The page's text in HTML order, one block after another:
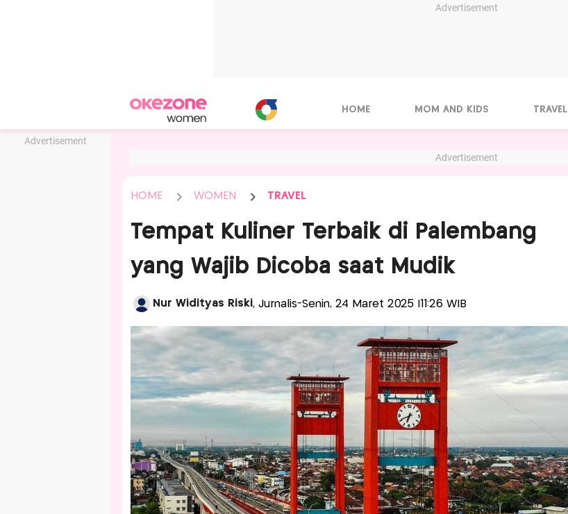
Advertisement
Advertisement
HOME MOM AND KIDS TRAVEL
Advertisement
HOME WOMEN TRAVEL
Tempat Kuliner Terbaik di Palembang
yang Wajib Dicoba saat Mudik
Nur Widityas Riski, Jurnalis-Senin, 24 Maret 2025 |11:26 WIB